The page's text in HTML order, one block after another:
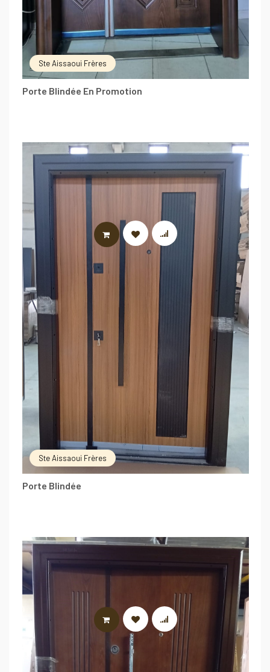
Ste Aissaoui Frères
Porte Blindée En Promotion
Ste Aissaoui Frères
Porte Blindée
LIRE LA SUITE
LIRE LA SUITE